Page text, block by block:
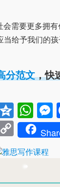
会需要更多拥
当给予我们的
分范文，快
Douban
Qzone
Google
Copy
Link